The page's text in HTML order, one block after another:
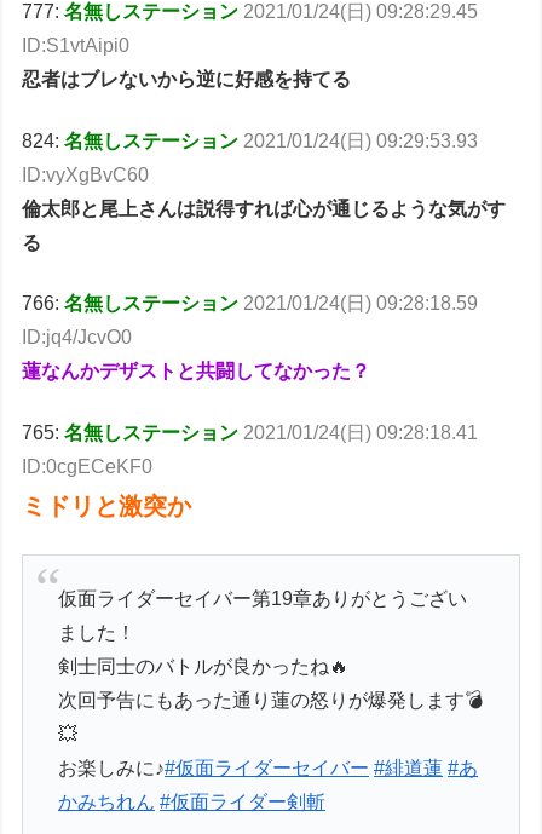
777:名無しステーション 2021/01/24(日) 09:28:29.45
ID:S1vtAipi0
忍者はブレないから逆に好感を持てる
824:名無しステーション 2021/01/24(日) 09:29:53.93
ID:vyXgBvC60
倫太郎と尾上さんは説得すれば心が通じるような気がす
る
766:名無しステーション 2021/01/24(日) 09:28:18.59
ID:jq4/JcvO0
蓮なんかデザストと共闘してなかった？
765:名無しステーション 2021/01/24(日) 09:28:18.41
ID:0cgECeKF0
ミドリと激突か
仮面ライダーセイバー第19章ありがとうござい
ました！
剣士同士のバトルが良かったね🔥
次回予告にもあった通り蓮の怒りが爆発します💣
💥
お楽しみに♪#仮面ライダーセイバー #緋道蓮 #あ
かみちれん #仮面ライダー剣斬